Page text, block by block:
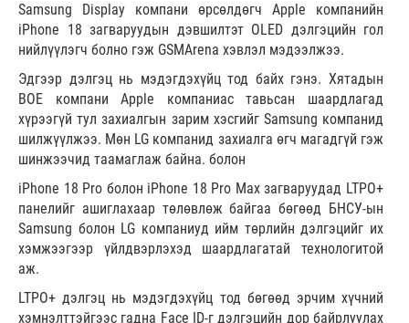
Samsung Display компани өрсөлдөгч Apple компанийн
iPhone 18 загваруудын дэвшилтэт OLED дэлгэцийн гол
нийлүүлэгч болно гэж GSMArena хэвлэл мэдээлжээ.
Эдгээр дэлгэц нь мэдэгдэхүйц тод байх гэнэ. Хятадын
BOE компани Apple компаниас тавьсан шаардлагад
хүрээгүй тул захиалгын зарим хэсгийг Samsung компанид
шилжүүлжээ. Мөн LG компанид захиалга өгч магадгүй гэж
шинжээчид таамаглаж байна. болон
iPhone 18 Pro болон iPhone 18 Pro Max загваруудад LTPO+
панелийг ашиглахаар төлөвлөж байгаа бөгөөд БНСУ-ын
Samsung болон LG компаниуд ийм төрлийн дэлгэцийг их
хэмжээгээр үйлдвэрлэхэд шаардлагатай технологитой
аж.
LTPO+ дэлгэц нь мэдэгдэхүйц тод бөгөөд эрчим хүчний
хэмнэлттэйгээс гадна Face ID-г дэлгэцийн дор байрлуулах